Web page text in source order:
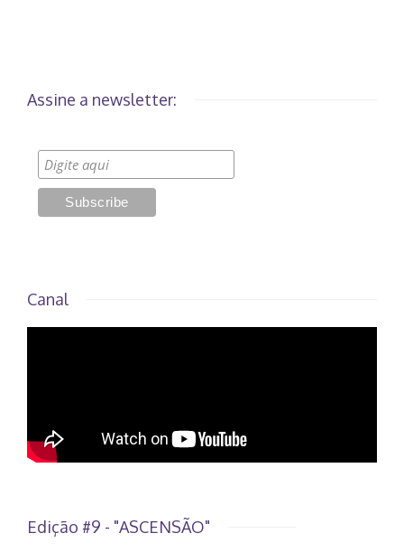
Assine a newsletter:
Canal
Edição #9 - "ASCENSÃO"